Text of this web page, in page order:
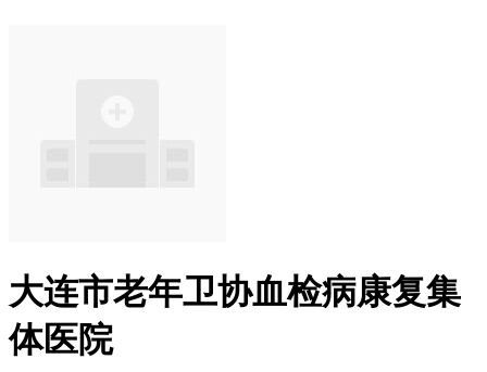
大连市老年卫协血检病康复集
体医院